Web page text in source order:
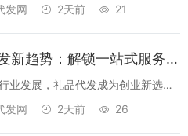
件代发，低至3折起，助力创业者
发网 2天前 21
礼品代发新趋势：解锁一站式服务，让生意更轻松
业发展，礼品代发成为创业新选
绍礼品代发优势，解析如何通过优
发网 2天前 26